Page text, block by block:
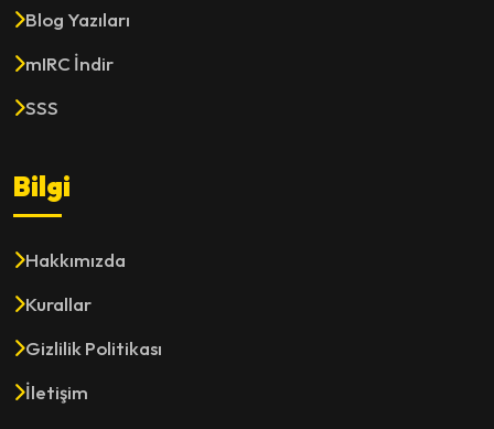
Blog Yazıları
mIRC İndir
SSS
Bilgi
Hakkımızda
Kurallar
Gizlilik Politikası
İletişim